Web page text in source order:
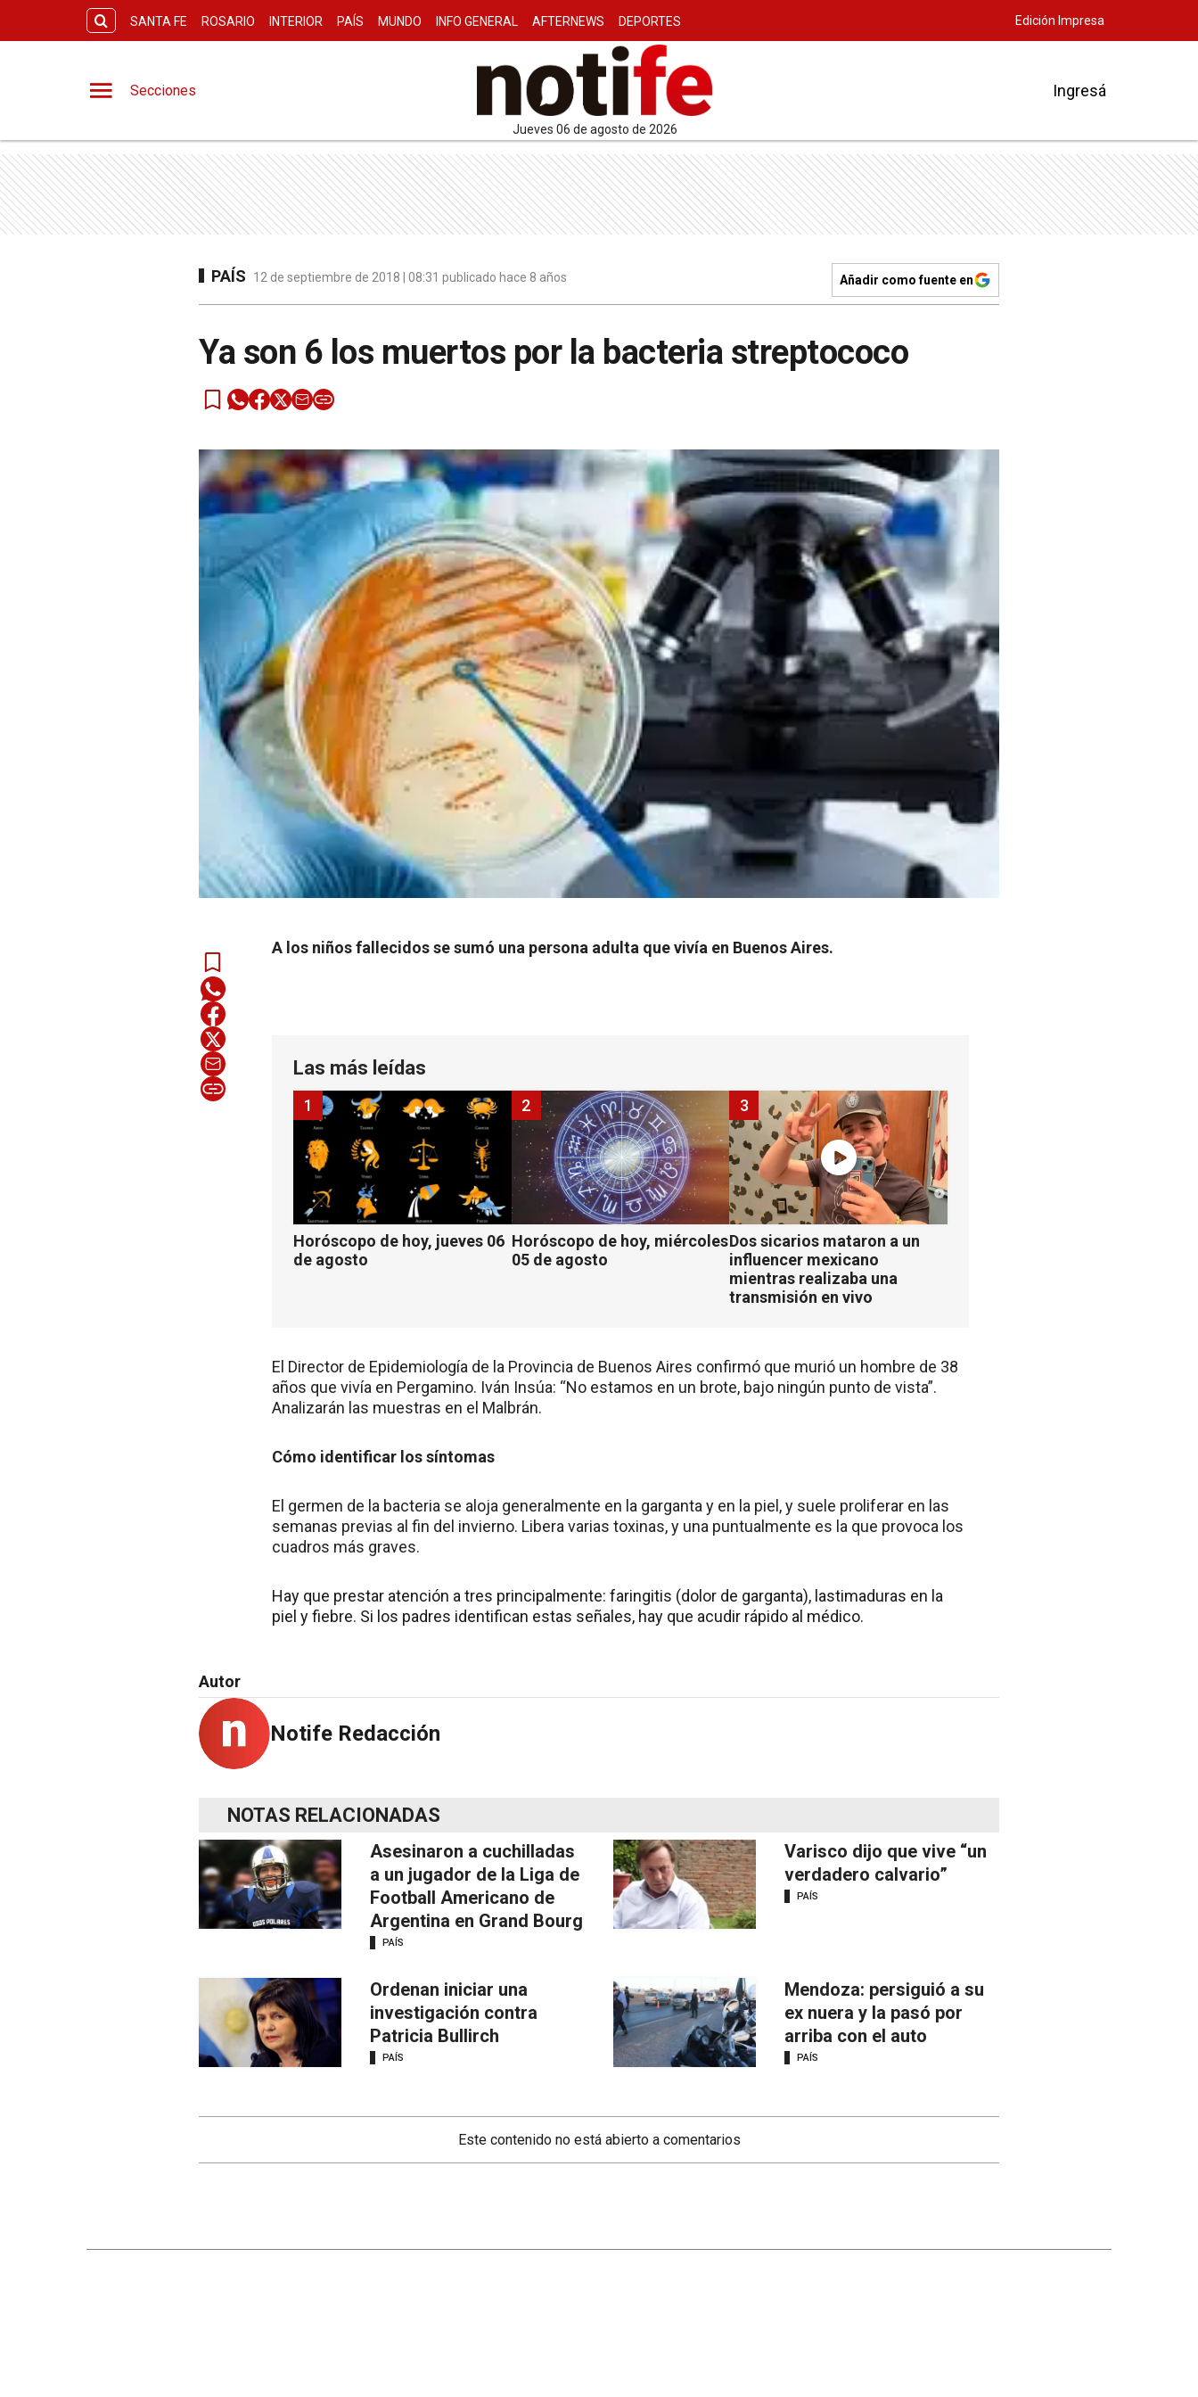
SANTA FE ROSARIO INTERIOR PAÍS MUNDO INFO GENERAL AFTERNEWS DEPORTES Edición Impresa
Secciones
jueves 06 de agosto de 2026
Ingresá
PAÍS 12 de septiembre de 2018 | 08:31 publicado hace 8 años Añadir como fuente en
Ya son 6 los muertos por la bacteria streptococo
A los niños fallecidos se sumó una persona adulta que vivía en Buenos Aires.
Las más leídas
Horóscopo de hoy, jueves 06
de agosto
1
Horóscopo de hoy, miércoles
05 de agosto
2
Dos sicarios mataron a un
influencer mexicano
mientras realizaba una
transmisión en vivo
3
El Director de Epidemiología de la Provincia de Buenos Aires confirmó que murió un hombre de 38
años que vivía en Pergamino. Iván Insúa: “No estamos en un brote, bajo ningún punto de vista”.
Analizarán las muestras en el Malbrán.
Cómo identificar los síntomas
El germen de la bacteria se aloja generalmente en la garganta y en la piel, y suele proliferar en las
semanas previas al fin del invierno. Libera varias toxinas, y una puntualmente es la que provoca los
cuadros más graves.
Hay que prestar atención a tres principalmente: faringitis (dolor de garganta), lastimaduras en la
piel y fiebre. Si los padres identifican estas señales, hay que acudir rápido al médico.
Autor
Notife Redacción
NOTAS RELACIONADAS
Asesinaron a cuchilladas
a un jugador de la Liga de
Football Americano de
Argentina en Grand Bourg
PAÍS
Varisco dijo que vive “un
verdadero calvario”
PAÍS
Ordenan iniciar una
investigación contra
Patricia Bullirch
PAÍS
Mendoza: persiguió a su
ex nuera y la pasó por
arriba con el auto
PAÍS
Este contenido no está abierto a comentarios